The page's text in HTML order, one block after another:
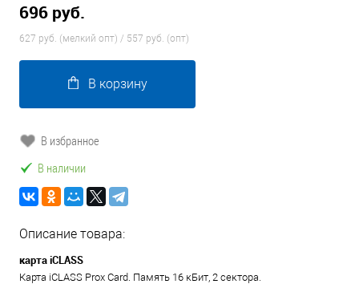
696 руб.
627 руб. (мелкий опт) / 557 руб. (опт)
В корзину
В избранное
В наличии
Описание товара:
карта iCLASS
Карта iCLASS Prox Card. Память 16 кБит, 2 сектора.